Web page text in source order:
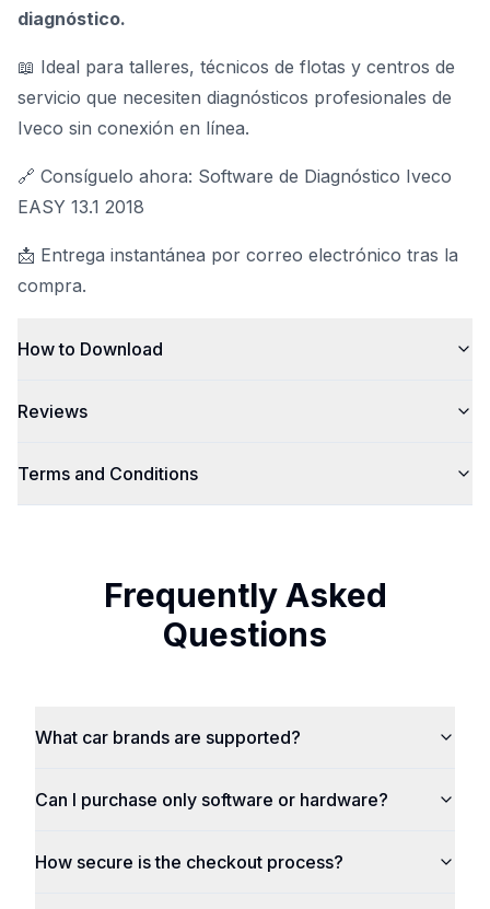
diagnóstico.
📖 Ideal para talleres, técnicos de flotas y centros de
servicio que necesiten diagnósticos profesionales de
Iveco sin conexión en línea.
🔗 Consíguelo ahora: Software de Diagnóstico Iveco
EASY 13.1 2018
📩 Entrega instantánea por correo electrónico tras la
compra.
How to Download
Reviews
Terms and Conditions
Frequently Asked
Questions
What car brands are supported?
Can I purchase only software or hardware?
How secure is the checkout process?